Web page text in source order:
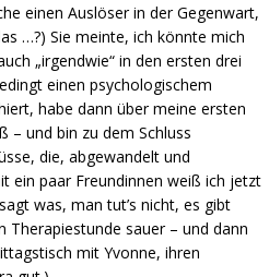
einen Auslöser in der Gegenwart,
…?) Sie meinte, ich könnte mich
„irgendwie“ in den ersten drei
einen psychologischem
habe dann über meine ersten
– und bin zu dem Schluss
die, abgewandelt und
ein paar Freundinnen weiß ich jetzt
was, man tut’s nicht, es gibt
Therapiestunde sauer – und dann
mit Yvonne, ihren